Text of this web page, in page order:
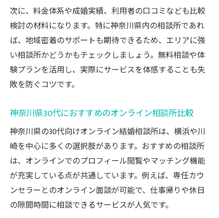
次に、料金体系や成婚実績、利用者の口コミなども比較
検討の材料になります。特に神奈川県内の相談所であれ
ば、地域密着のサポートも期待できるため、エリアに強
い相談所かどうかもチェックしましょう。無料相談や体
験プランを活用し、実際にサービスを体感することも失
敗を防ぐコツです。
神奈川県30代におすすめのオンライン相談所比較
神奈川県の30代向けオンライン結婚相談所は、横浜や川
崎を中心に多くの選択肢があります。おすすめの相談所
は、オンラインでのプロフィール閲覧やマッチング機能
が充実している点が共通しています。例えば、専任カウ
ンセラーとのオンライン面談が可能で、仕事帰りや休日
の隙間時間に相談できるサービスが人気です。